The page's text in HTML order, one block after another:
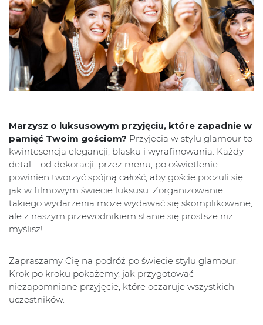
Marzysz o luksusowym przyjęciu, które zapadnie w
pamięć Twoim gościom? Przyjęcia w stylu glamour to
kwintesencja elegancji, blasku i wyrafinowania. Każdy
detal – od dekoracji, przez menu, po oświetlenie –
powinien tworzyć spójną całość, aby goście poczuli się
jak w filmowym świecie luksusu. Zorganizowanie
takiego wydarzenia może wydawać się skomplikowane,
ale z naszym przewodnikiem stanie się prostsze niż
myślisz!
Zapraszamy Cię na podróż po świecie stylu glamour.
Krok po kroku pokażemy, jak przygotować
niezapomniane przyjęcie, które oczaruje wszystkich
uczestników.